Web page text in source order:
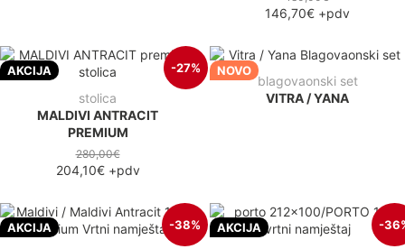
146,70€ +pdv
AKCIJA -27%
stolica
MALDIVI ANTRACIT
PREMIUM
280,00€
204,10€+pdv
NOVO
blagovaonski set
VITRA / YANA
AKCIJA -38% AKCIJA -